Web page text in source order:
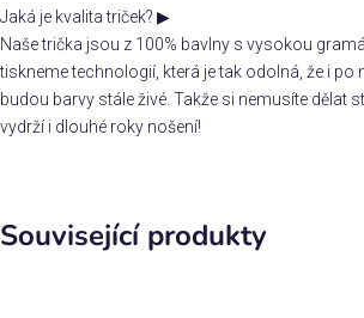
Jaká je kvalita triček? ▶
Naše trička jsou z 100% bavlny s vysokou
tiskneme technologií, která je tak odolná, že i po
budou barvy stále živé. Takže si nemusíte dělat
vydrží i dlouhé roky nošení!
Související produkty